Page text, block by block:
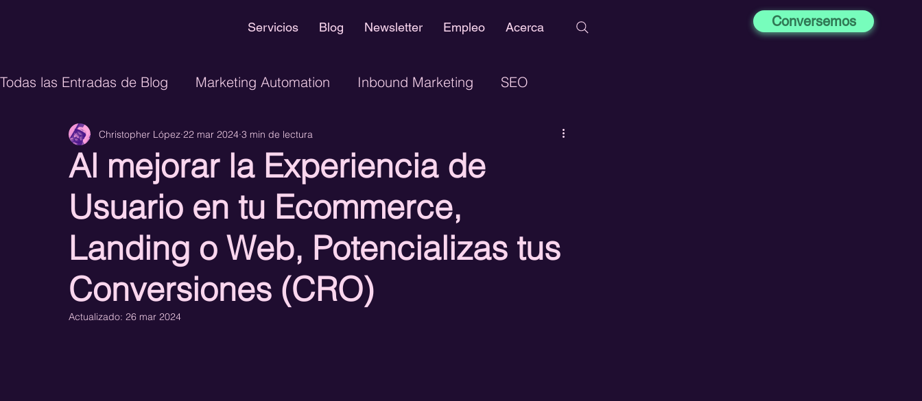
Servicios Blog Newsletter Empleo Acerca Conversemos
Todas las Entradas de Blog Marketing Automation Inbound Marketing SEO
Inteligencia Artificial Ecommerce Diseño Web Google Adwords
Lead Generation CRO Growth Marketing
GTM Engineering Paid Media Performance Marketing
Al mejorar la Experiencia de
Usuario en tu Ecommerce,
Landing o Web, Potencializas tus
Conversiones (CRO)
Christopher López 22 mar 2024 3 min de lectura
Actualizado: 26 mar 2024